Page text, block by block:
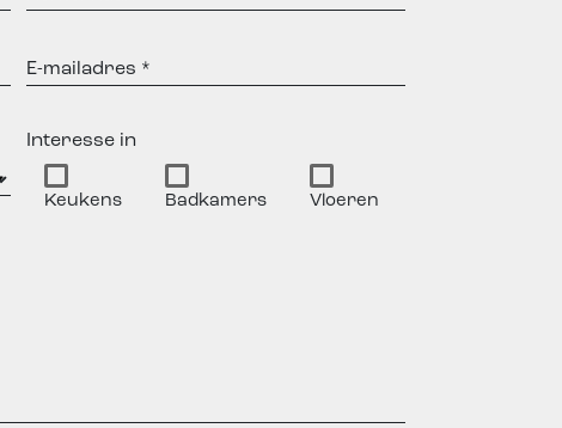
E-
mailadres
Interesse in
Keukens Badkamers Vloeren